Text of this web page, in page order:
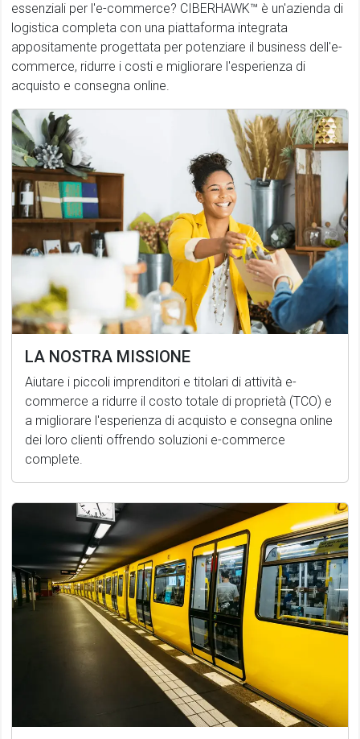
essenziali per l'e-commerce? CIBERHAWK™ è un'azienda di
logistica completa con una piattaforma integrata
appositamente progettata per potenziare il business dell'e-
commerce, ridurre i costi e migliorare l'esperienza di
acquisto e consegna online.
LA NOSTRA MISSIONE
Aiutare i piccoli imprenditori e titolari di attività e-
commerce a ridurre il costo totale di proprietà (TCO) e
a migliorare l'esperienza di acquisto e consegna online
dei loro clienti offrendo soluzioni e-commerce
complete.